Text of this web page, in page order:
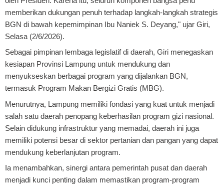
memberikan dukungan penuh terhadap langkah-langkah strategis
BGN di bawah kepemimpinan Ibu Naniek S. Deyang," ujar Giri,
Selasa (2/6/2026).
Sebagai pimpinan lembaga legislatif di daerah, Giri menegaskan
kesiapan Provinsi Lampung untuk mendukung dan
menyukseskan berbagai program yang dijalankan BGN,
termasuk Program Makan Bergizi Gratis (MBG).
Menurutnya, Lampung memiliki fondasi yang kuat untuk menjadi
salah satu daerah penopang keberhasilan program gizi nasional.
Selain didukung infrastruktur yang memadai, daerah ini juga
memiliki potensi besar di sektor pertanian dan pangan yang dapat
mendukung keberlanjutan program.
Ia menambahkan, sinergi antara pemerintah pusat dan daerah
menjadi kunci penting dalam memastikan program-program